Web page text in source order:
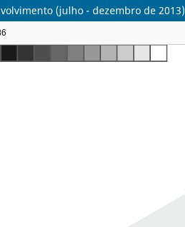
(julho - dezembro de 2013)